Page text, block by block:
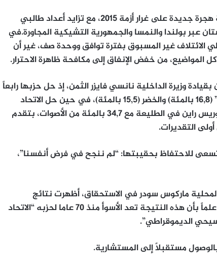
وتركزت الحملة أيضاً على المخاوف من أزمة هجرة جديدة على غرار أزمة 2015، مع تزايد أعداد طالبي
عبر بولندا والنمسا والجمهورية التشيكية المجاورة.في
الائتلاف غير المسبوق بفترة توافق ووحدة صف، غير أن
المواضيع، من خفض الإنفاق إلى مكافحة ظاهرة الاحترار.
وزيرة الداخلية نانسي فايزر الثمن، إذ حل حزبها رابعاً
(15,2 بالمئة) خلف “البديل من أجل ألمانيا” (16,8 بالمئة) والخضر (15,5 بالمئة)، في حين حل الاتحاد
المسيحي الديموقراطي بقيادة المغمور بوريس راين في الطليعة مع 34,7 بالمئة من الأصوات، بتقدم
تسعى للاحتفاظ بحقيبتها: “لم ننجح في فرض أنفسنا”،
ماركوس سودر في الاستحقاق، أظهرت نتائج
الاستطلاعات تراجعاً طفيفاً (37,6 بالمئة)، علماً بأن هذه النتيجة تعد الأسوأ منذ 70 عاما لحزبه “الاتحاد
الديموقراطي”.
مستقبلاً إلى المستشارية.